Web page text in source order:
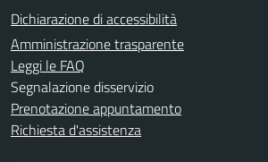
Dichiarazione di accessibilità
Amministrazione trasparente
Leggi le FAQ
Segnalazione disservizio
Prenotazione appuntamento
Richiesta d'assistenza